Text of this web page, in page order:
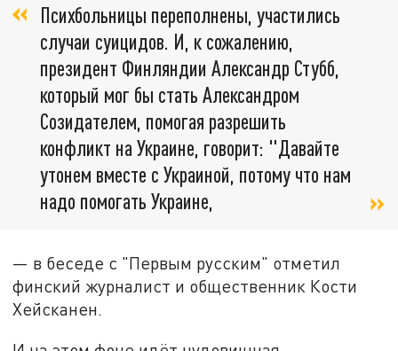
Психбольницы переполнены, участились
случаи суицидов. И, к сожалению,
президент Финляндии Александр Стубб,
который мог бы стать Александром
Созидателем, помогая разрешить
конфликт на Украине, говорит: "Давайте
утонем вместе с Украиной, потому что нам
надо помогать Украине,
— в беседе с "Первым русским" отметил
финский журналист и общественник Кости
Хейсканен.